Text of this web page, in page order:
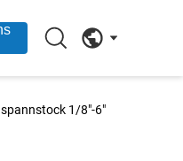
1/8"-6"